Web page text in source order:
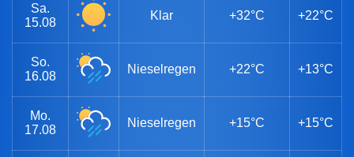
Sa.
15.08
Klar +32°C +22°C
So.
16.08
Nieselregen +22°C +13°C
Mo.
17.08
Nieselregen +15°C +15°C